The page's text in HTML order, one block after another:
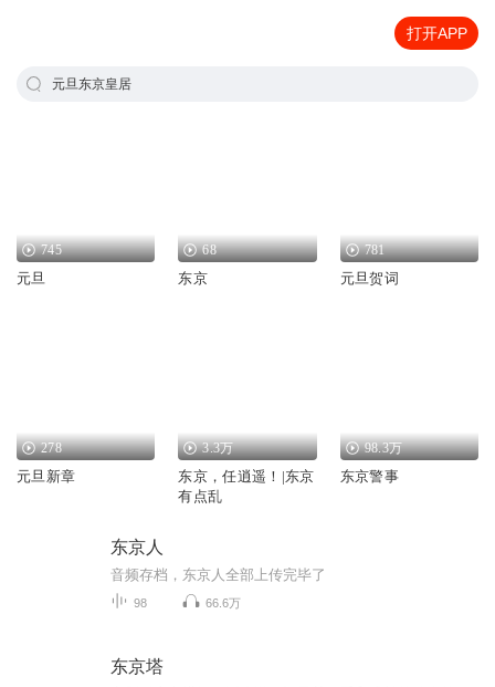
打开APP
元旦东京皇居
745
元旦
68
东京
781
元旦贺词
278
元旦新章
3.3万
东京，任逍遥！|东京
有点乱
98.3万
东京警事
东京人
音频存档，东京人全部上传完毕了
98 66.6万
东京塔